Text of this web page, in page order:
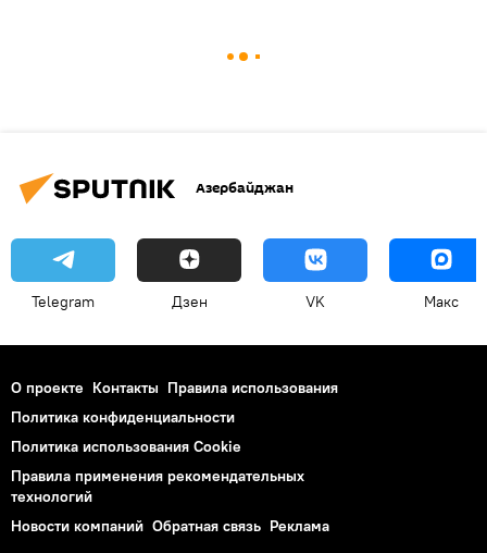
Азербайджан
Telegram Дзен VK Макс
О проекте Контакты Правила использования
Политика конфиденциальности
Политика использования Cookie
Правила применения рекомендательных
технологий
Новости компаний Обратная связь Реклама